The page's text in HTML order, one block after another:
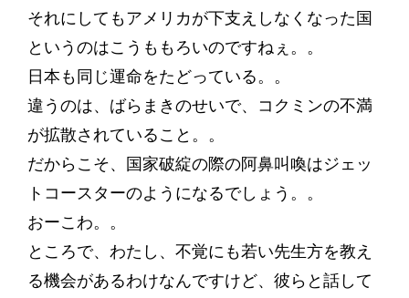
それにしてもアメリカが下支えしなくなった国
というのはこうももろいのですねぇ。。
日本も同じ運命をたどっている。。
違うのは、ばらまきのせいで、コクミンの不満
が拡散されていること。。
だからこそ、国家破綻の際の阿鼻叫喚はジェッ
トコースターのようになるでしょう。。
おーこわ。。
ところで、わたし、不覚にも若い先生方を教え
る機会があるわけなんですけど、彼らと話して